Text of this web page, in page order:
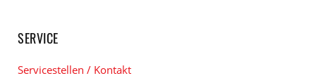
SERVICE
Servicestellen / Kontakt